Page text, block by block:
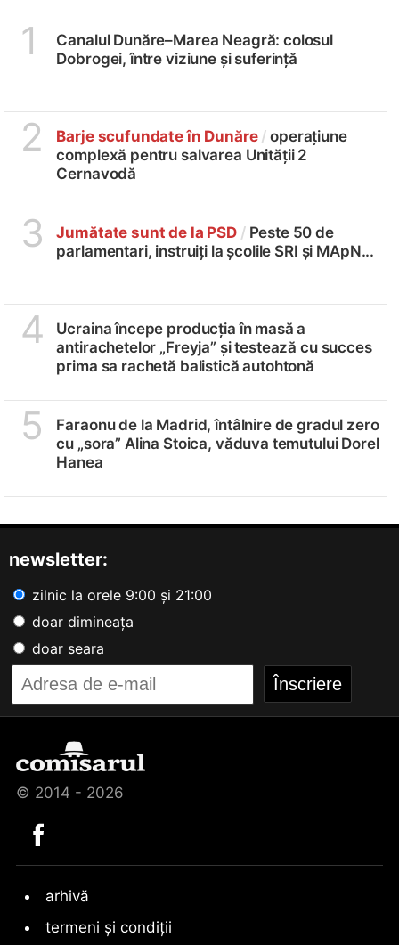
1
Canalul Dunăre–Marea Neagră: colosul
Dobrogei, între viziune și suferință
2 Barje scufundate în Dunăre / operațiune
complexă pentru salvarea Unității 2
Cernavodă
3 Jumătate sunt de la PSD / Peste 50 de
parlamentari, instruiți la școlile SRI și MApN...
4
Ucraina începe producția în masă a
antirachetelor „Freyja” și testează cu succes
prima sa rachetă balistică autohtonă
5
Faraonu de la Madrid, întâlnire de gradul zero
cu „sora” Alina Stoica, văduva temutului Dorel
Hanea
newsletter:
zilnic la orele 9:00 și 21:00
doar dimineața
doar seara
© 2014 - 2026
arhivă
termeni și condiții